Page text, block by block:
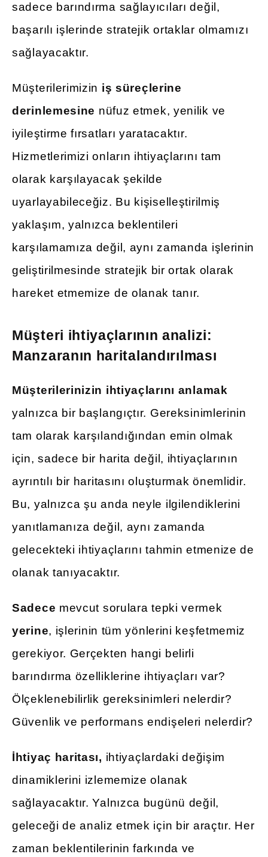
sadece barındırma sağlayıcıları değil,
başarılı işlerinde stratejik ortaklar olmamızı
sağlayacaktır.
Müşterilerimizin iş süreçlerine
derinlemesine nüfuz etmek, yenilik ve
iyileştirme fırsatları yaratacaktır.
Hizmetlerimizi onların ihtiyaçlarını tam
olarak karşılayacak şekilde
uyarlayabileceğiz. Bu kişiselleştirilmiş
yaklaşım, yalnızca beklentileri
karşılamamıza değil, aynı zamanda işlerinin
geliştirilmesinde stratejik bir ortak olarak
hareket etmemize de olanak tanır.
Müşteri ihtiyaçlarının analizi:
Manzaranın haritalandırılması
Müşterilerinizin ihtiyaçlarını anlamak
yalnızca bir başlangıçtır. Gereksinimlerinin
tam olarak karşılandığından emin olmak
için, sadece bir harita değil, ihtiyaçlarının
ayrıntılı bir haritasını oluşturmak önemlidir.
Bu, yalnızca şu anda neyle ilgilendiklerini
yanıtlamanıza değil, aynı zamanda
gelecekteki ihtiyaçlarını tahmin etmenize de
olanak tanıyacaktır.
Sadece mevcut sorulara tepki vermek
yerine, işlerinin tüm yönlerini keşfetmemiz
gerekiyor. Gerçekten hangi belirli
barındırma özelliklerine ihtiyaçları var?
Ölçeklenebilirlik gereksinimleri nelerdir?
Güvenlik ve performans endişeleri nelerdir?
İhtiyaç haritası, ihtiyaçlardaki değişim
dinamiklerini izlememize olanak
sağlayacaktır. Yalnızca bugünü değil,
geleceği de analiz etmek için bir araçtır. Her
zaman beklentilerinin farkında ve